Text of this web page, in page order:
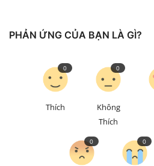
PHẢN ỨNG CỦA BẠN LÀ GÌ?
Thích
0
Không
Thích
0
0 0